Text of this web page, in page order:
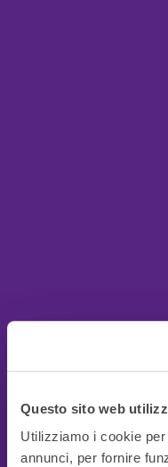
Questo sito web
Utilizziamo i cookie
annunci, per fornire